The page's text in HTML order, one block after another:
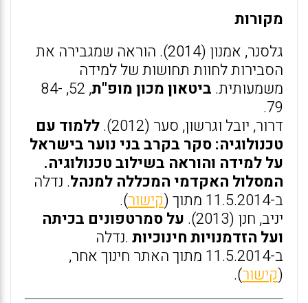
מקורות
גלסנר, אמנון (2014). הוראה שמגבירה את
הסבירות לחוות תחושות של למידה
משמעותית. ביטאון מכון מופ"ת
, 52, 84-
79.
דרור, יובל וגרשון, סער (2012).
ללמוד עם
טכנולוגיה: סקר בקרב בני נוער בישראל
על למידה והוראה בשילוב טכנולוגיה.
המסלול האקדמי המכללה למנהל. נדלה
ב-11.5.2014 מתוך (
קישור).
יניב, חנן (2013).
על סמרטפונים בכיתה
ועל הזדמנויות חינוכיות .נדלה
ב-11.5.2014 מתוך האתר חינוך אחר,
(קישור).